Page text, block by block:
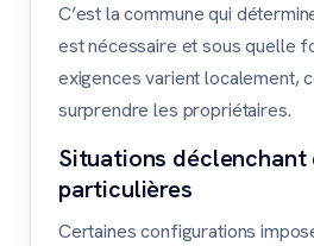
C’est la commune qui
est nécessaire et sous quelle
exigences varient localement,
surprendre les propriétaires.
Situations déclenchant
particulières
Certaines configurations